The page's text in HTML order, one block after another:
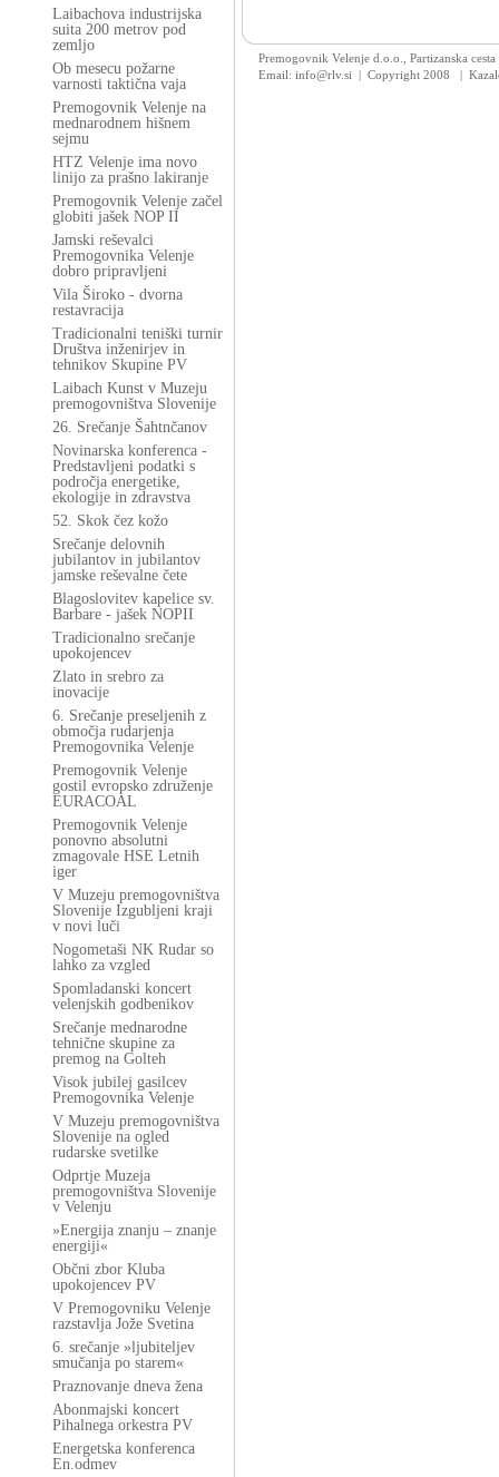
Laibachova industrijska
suita 200 metrov pod
zemljo
Ob mesecu požarne
varnosti taktična vaja
Premogovnik Velenje na
mednarodnem hišnem
sejmu
HTZ Velenje ima novo
linijo za prašno lakiranje
Premogovnik Velenje začel
globiti jašek NOP II
Jamski reševalci
Premogovnika Velenje
dobro pripravljeni
Vila Široko - dvorna
restavracija
Tradicionalni teniški turnir
Društva inženirjev in
tehnikov Skupine PV
Laibach Kunst v Muzeju
premogovništva Slovenije
26. Srečanje Šahtnčanov
Novinarska konferenca -
Predstavljeni podatki s
področja energetike,
ekologije in zdravstva
52. Skok čez kožo
Srečanje delovnih
jubilantov in jubilantov
jamske reševalne čete
Blagoslovitev kapelice sv.
Barbare - jašek NOPII
Tradicionalno srečanje
upokojencev
Zlato in srebro za
inovacije
6. Srečanje preseljenih z
območja rudarjenja
Premogovnika Velenje
Premogovnik Velenje
gostil evropsko združenje
EURACOAL
Premogovnik Velenje
ponovno absolutni
zmagovale HSE Letnih
iger
V Muzeju premogovništva
Slovenije Izgubljeni kraji
v novi luči
Nogometaši NK Rudar so
lahko za vzgled
Spomladanski koncert
velenjskih godbenikov
Srečanje mednarodne
tehnične skupine za
premog na Golteh
Visok jubilej gasilcev
Premogovnika Velenje
V Muzeju premogovništva
Slovenije na ogled
rudarske svetilke
Odprtje Muzeja
premogovništva Slovenije
v Velenju
»Energija znanju – znanje
energiji«
Občni zbor Kluba
upokojencev PV
V Premogovniku Velenje
razstavlja Jože Svetina
6. srečanje »ljubiteljev
smučanja po starem«
Praznovanje dneva žena
Abonmajski koncert
Pihalnega orkestra PV
Energetska konferenca
En.odmev
Premogovnik Velenje d.o.o., Partizanska
Email: info@rlv.si | Copyright 2008
|